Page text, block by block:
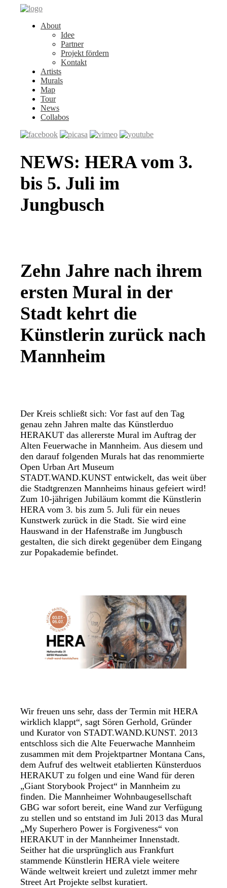
About
Idee
Partner
Projekt fördern
Kontakt
Artists
Murals
Map
Tour
News
Collabos
NEWS: HERA vom 3.
bis 5. Juli im
Jungbusch
Zehn Jahre nach ihrem
ersten Mural in der
Stadt kehrt die
Künstlerin zurück nach
Mannheim
Der Kreis schließt sich: Vor fast auf den Tag
genau zehn Jahren malte das Künstlerduo
HERAKUT das allererste Mural im Auftrag der
Alten Feuerwache in Mannheim. Aus diesem und
den darauf folgenden Murals hat das renommierte
Open Urban Art Museum
STADT.WAND.KUNST entwickelt, das weit über
die Stadtgrenzen Mannheims hinaus gefeiert wird!
Zum 10-jährigen Jubiläum kommt die Künstlerin
HERA vom 3. bis zum 5. Juli für ein neues
Kunstwerk zurück in die Stadt. Sie wird eine
Hauswand in der Hafenstraße im Jungbusch
gestalten, die sich direkt gegenüber dem Eingang
zur Popakademie befindet.
Wir freuen uns sehr, dass der Termin mit HERA
wirklich klappt“, sagt Sören Gerhold, Gründer
und Kurator von STADT.WAND.KUNST. 2013
entschloss sich die Alte Feuerwache Mannheim
zusammen mit dem Projektpartner Montana Cans,
dem Aufruf des weltweit etablierten Künsterduos
HERAKUT zu folgen und eine Wand für deren
„Giant Storybook Project“ in Mannheim zu
finden. Die Mannheimer Wohnbaugesellschaft
GBG war sofort bereit, eine Wand zur Verfügung
zu stellen und so entstand im Juli 2013 das Mural
„My Superhero Power is Forgiveness“ von
HERAKUT in der Mannheimer Innenstadt.
Seither hat die ursprünglich aus Frankfurt
stammende Künstlerin HERA viele weitere
Wände weltweit kreiert und zuletzt immer mehr
Street Art Projekte selbst kuratiert.